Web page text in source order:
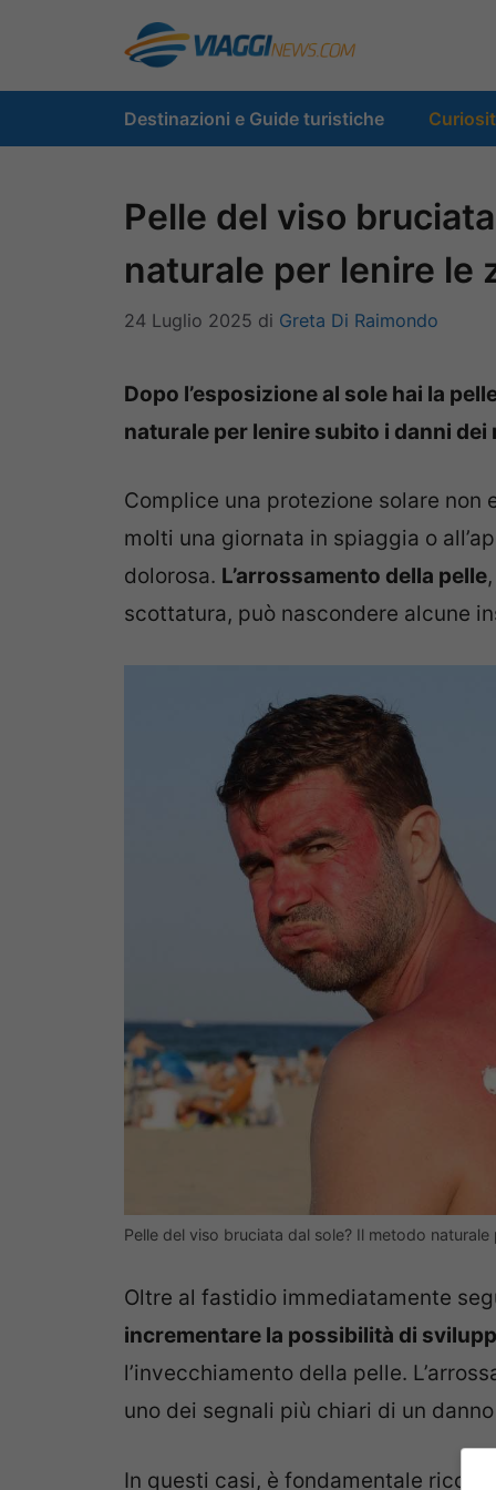
contenuto
Destinazioni e Guide turistiche
Pelle del viso
naturale per lenire le
24 Luglio 2025 di Greta Di Raimondo
Dopo l’esposizione al sole hai la
naturale per lenire subito i danni dei
Complice una protezione solare
molti una giornata in spiaggia o
dolorosa. L’arrossamento della pelle
scottatura, può nascondere alcune
Pelle del viso bruciata dal sole? Il metodo
Oltre al fastidio immediatamente
incrementare la possibilità di
l’invecchiamento della pelle.
uno dei segnali più chiari di un
In questi casi, è fondamentale